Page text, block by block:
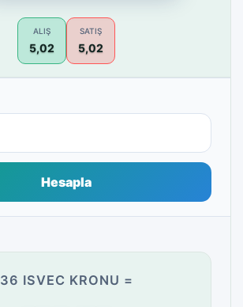
ALIŞ
5,02
SATIŞ
5,02
Hesapla
36 ISVEC KRONU =